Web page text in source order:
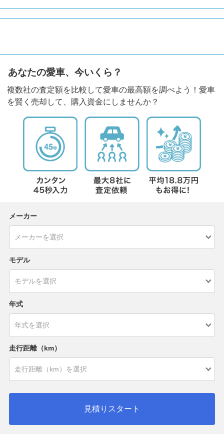
あなたの愛車、今いくら？
複数社の査定額を比較して愛車の最高額を調べよう！愛車
を賢く売却して、購入資金にしませんか？
メーカー
モデル
年式
走行距離（km）
見積りスタート